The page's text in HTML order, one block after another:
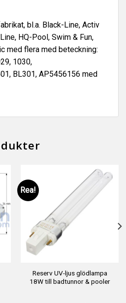
bl.a. Black-Line, Activ
HQ-Pool, Swim & Fun,
med flera med beteckning:
1030,
BL301, AP5456156 med
Rea!
Reserv UV-ljus glödlampa
18W till badtunnor & pooler